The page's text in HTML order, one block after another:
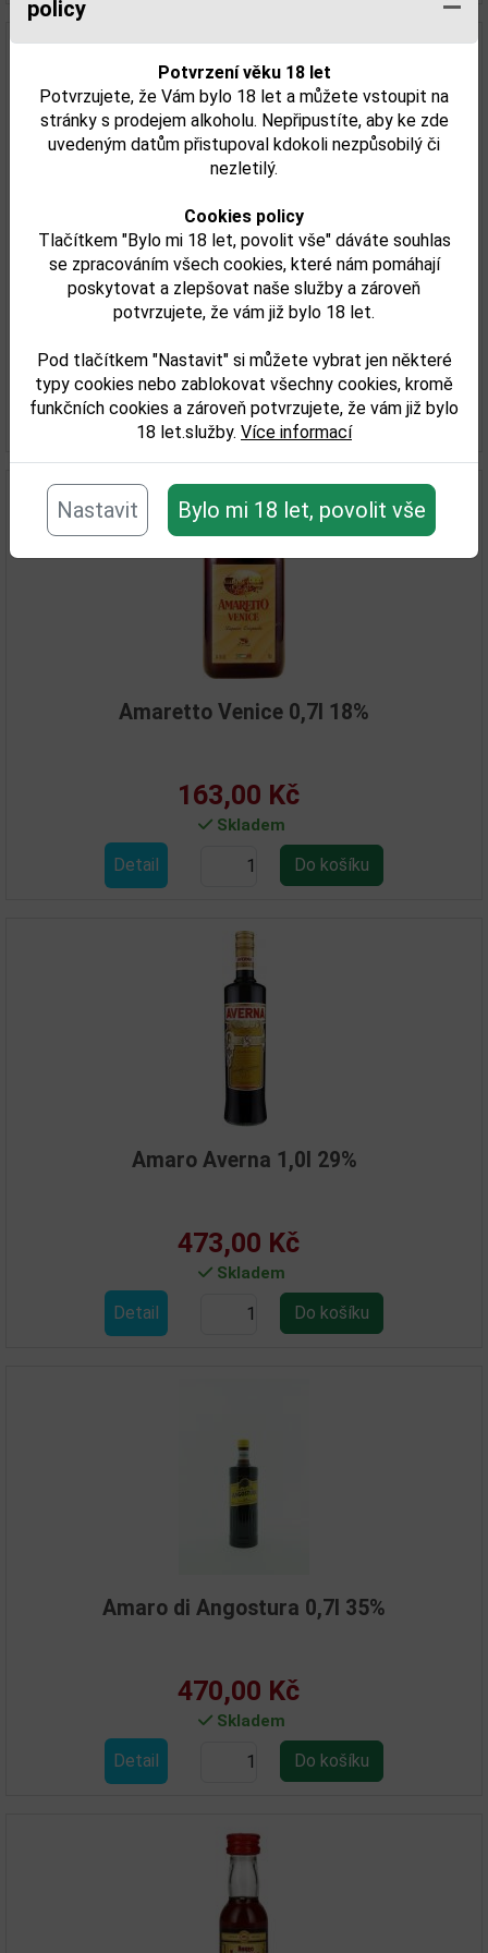
policy
Potvrzení věku 18 let
Potvrzujete, že Vám bylo 18 let a můžete vstoupit na
stránky s prodejem alkoholu. Nepřipustíte, aby ke zde
uvedeným datům přistupoval kdokoli nezpůsobilý či
nezletilý.
Cookies policy
Tlačítkem "Bylo mi 18 let, povolit vše" dáváte souhlas
se zpracováním všech cookies, které nám pomáhají
poskytovat a zlepšovat naše služby a zároveň
potvrzujete, že vám již bylo 18 let.
Pod tlačítkem "Nastavit" si můžete vybrat jen některé
typy cookies nebo zablokovat všechny cookies, kromě
funkčních cookies a zároveň potvrzujete, že vám již bylo
18 let.služby. Více informací
Nastavit Bylo mi 18 let, povolit vše
Amaretto Venezia 0,7l 25%
243,00 Kč
Skladem
Detail
Amaretto Venice 0,7l 18%
163,00 Kč
Skladem
Detail
Amaro Averna 1,0l 29%
473,00 Kč
Skladem
Detail
Amaro di Angostura 0,7l 35%
470,00 Kč
Skladem
Detail